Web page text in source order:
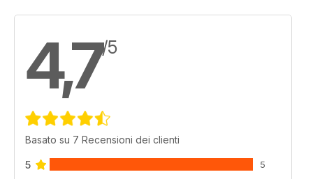
4,7/5
Basato su 7 Recensioni dei clienti
5 5